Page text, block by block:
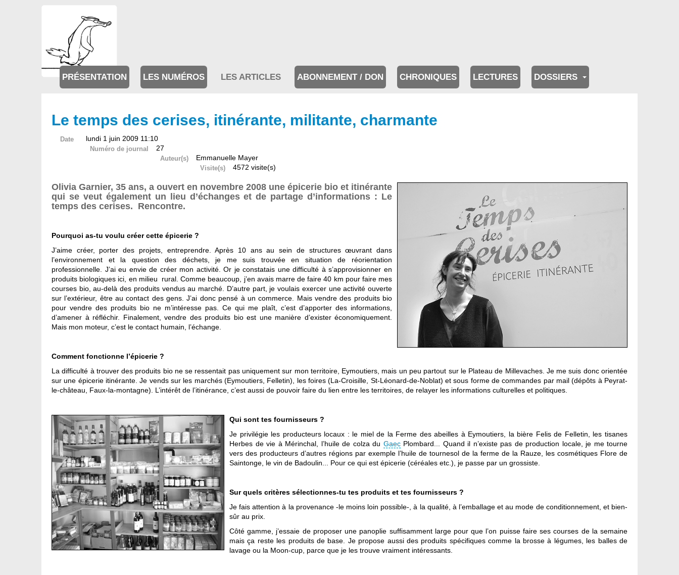
PRÉSENTATION LES NUMÉROS LES ARTICLES ABONNEMENT / DON CHRONIQUES LECTURES DOSSIERS
Le temps des cerises, itinérante, militante, charmante
Date lundi 1 juin 2009 11:10
Numéro de journal 27
Auteur(s) Emmanuelle Mayer
Visite(s) 4572 visite(s)
Olivia Garnier, 35 ans, a ouvert en novembre 2008 une épicerie bio et itinérante
qui se veut également un lieu d’échanges et de partage d’informations : Le
temps des cerises. Rencontre.
Pourquoi as-tu voulu créer cette épicerie ?
J’aime créer, porter des projets, entreprendre. Après 10 ans au sein de structures œuvrant dans
l’environnement et la question des déchets, je me suis trouvée en situation de réorientation
professionnelle. J’ai eu envie de créer mon activité. Or je constatais une difficulté à s’approvisionner en
produits biologiques ici, en milieu rural. Comme beaucoup, j’en avais marre de faire 40 km pour faire mes
courses bio, au-delà des produits vendus au marché. D’autre part, je voulais exercer une activité ouverte
sur l’extérieur, être au contact des gens. J’ai donc pensé à un commerce. Mais vendre des produits bio
pour vendre des produits bio ne m’intéresse pas. Ce qui me plaît, c’est d’apporter des informations,
d’amener à réfléchir. Finalement, vendre des produits bio est une manière d’exister économiquement.
Mais mon moteur, c’est le contact humain, l’échange.
Comment fonctionne l’épicerie ?
La difficulté à trouver des produits bio ne se ressentait pas uniquement sur mon territoire, Eymoutiers, mais un peu partout sur le Plateau de Millevaches. Je me suis donc orientée
sur une épicerie itinérante. Je vends sur les marchés (Eymoutiers, Felletin), les foires (La-Croisille, St-Léonard-de-Noblat) et sous forme de commandes par mail (dépôts à Peyrat-
le-château, Faux-la-montagne). L’intérêt de l’itinérance, c’est aussi de pouvoir faire du lien entre les territoires, de relayer les informations culturelles et politiques.
Qui sont tes fournisseurs ?
Je privilégie les producteurs locaux : le miel de la Ferme des abeilles à Eymoutiers, la bière Felis de Felletin, les tisanes
Herbes de vie à Mérinchal, l’huile de colza du GaecPlombard... Quand il n’existe pas de production locale, je me tourne
vers des producteurs d’autres régions par exemple l’huile de tournesol de la ferme de la Rauze, les cosmétiques Flore de
Saintonge, le vin de Badoulin... Pour ce qui est épicerie (céréales etc.), je passe par un grossiste.
Sur quels critères sélectionnes-tu tes produits et tes fournisseurs ?
Je fais attention à la provenance -le moins loin possible-, à la qualité, à l’emballage et au mode de conditionnement, et bien-
sûr au prix.
Côté gamme, j’essaie de proposer une panoplie suffisamment large pour que l’on puisse faire ses courses de la semaine
mais ça reste les produits de base. Je propose aussi des produits spécifiques comme la brosse à légumes, les balles de
lavage ou la Moon-cup, parce que je les trouve vraiment intéressants.